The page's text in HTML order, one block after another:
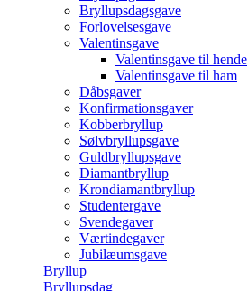
Bryllupsdagsgave
Forlovelsesgave
Valentinsgave
Valentinsgave til hende
Valentinsgave til ham
Dåbsgaver
Konfirmationsgaver
Kobberbryllup
Sølvbryllupsgave
Guldbryllupsgave
Diamantbryllup
Krondiamantbryllup
Studentergave
Svendegaver
Værtindegaver
Jubilæumsgave
Bryllup
Bryllupsdag